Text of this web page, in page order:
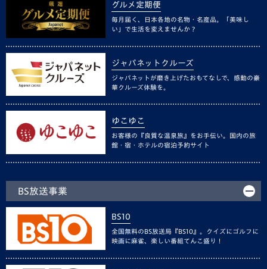
グルメ定期便
毎月届く、日本各地の名物・名産品。「美味し
い」で生活を変えませんか？
ジャパネットクルーズ
ジャパネットが磨き上げたおもてなしで、感動の豪
華クルーズ体験を。
ゆこゆこ
お客様の『良質な温泉旅』をお手伝い。国内の旅
館・宿・ホテルの宿泊予約サイト
BS放送事業
BS10
全国無料のBS放送局『BS10』。クイズにゴルフに
映画に麻雀、楽しい番組てんこ盛り！